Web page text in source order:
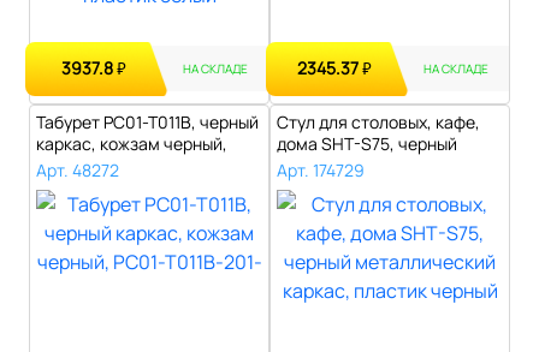
3937.8₽ НА СКЛАДЕ 2345.37₽ НА СКЛАДЕ
Табурет РС01-Т011В, черный
каркас, кожзам черный,
РС01-..
Арт. 48272
Стул для столовых, кафе,
дома SHT-S75, черный
металличе..
Арт. 174729